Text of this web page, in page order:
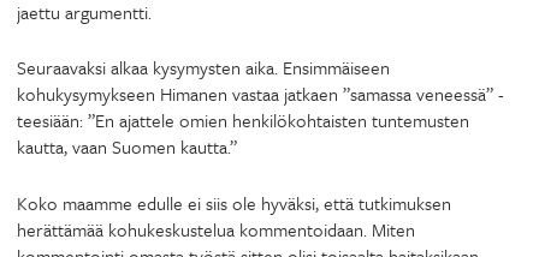
jaettu argumentti.
Seuraavaksi alkaa kysymysten aika. Ensimmäiseen
kohukysymykseen Himanen vastaa jatkaen ”samassa veneessä” -
teesiään: ”En ajattele omien henkilökohtaisten tuntemusten
kautta, vaan Suomen kautta.”
Koko maamme edulle ei siis ole hyväksi, että tutkimuksen
herättämää kohukeskustelua kommentoidaan. Miten